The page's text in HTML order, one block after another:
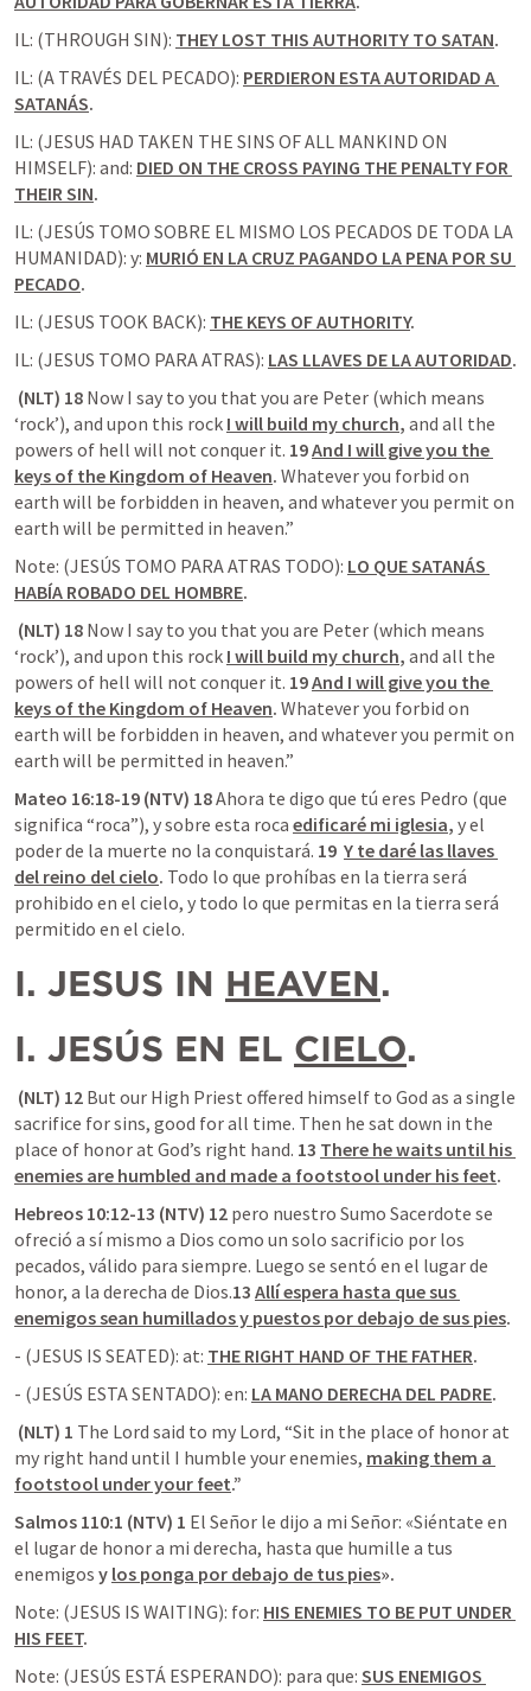
IL: (THROUGH SIN): THEY LOST THIS AUTHORITY TO SATAN.
IL: (A TRAVÉS DEL PECADO): PERDIERON ESTA AUTORIDAD A
SATANÁS.
IL: (JESUS HAD TAKEN THE SINS OF ALL MANKIND ON
HIMSELF): and: DIED ON THE CROSS PAYING THE PENALTY FOR
THEIR SIN.
IL: (JESÚS TOMO SOBRE EL MISMO LOS PECADOS DE TODA LA
HUMANIDAD): y: MURIÓ EN LA CRUZ PAGANDO LA PENA POR SU
PECADO.
IL: (JESUS TOOK BACK): THE KEYS OF AUTHORITY.
IL: (JESUS TOMO PARA ATRAS): LAS LLAVES DE LA AUTORIDAD.
(NLT) 18 Now I say to you that you are Peter (which means
‘rock’), and upon this rock I will build my church, and all the
powers of hell will not conquer it. 19 And I will give you the
keys of the Kingdom of Heaven. Whatever you forbid on
earth will be forbidden in heaven, and whatever you permit on
earth will be permitted in heaven.”
Note: (JESÚS TOMO PARA ATRAS TODO): LO QUE SATANÁS
HABÍA ROBADO DEL HOMBRE.
(NLT) 18 Now I say to you that you are Peter (which means
‘rock’), and upon this rock I will build my church, and all the
powers of hell will not conquer it. 19 And I will give you the
keys of the Kingdom of Heaven. Whatever you forbid on
earth will be forbidden in heaven, and whatever you permit on
earth will be permitted in heaven.”
Mateo 16:18-19 (NTV) 18 Ahora te digo que tú eres Pedro (que
significa “roca”), y sobre esta roca edificaré mi iglesia, y el
poder de la muerte no la conquistará. 19 Y te daré las llaves
del reino del cielo. Todo lo que prohíbas en la tierra será
prohibido en el cielo, y todo lo que permitas en la tierra será
permitido en el cielo.
I. JESUS IN HEAVEN.
I. JESÚS EN EL CIELO.
(NLT) 12 But our High Priest offered himself to God as a single
sacrifice for sins, good for all time. Then he sat down in the
place of honor at God’s right hand. 13 There he waits until his
enemies are humbled and made a footstool under his feet.
Hebreos 10:12-13 (NTV) 12 pero nuestro Sumo Sacerdote se
ofreció a sí mismo a Dios como un solo sacrificio por los
pecados, válido para siempre. Luego se sentó en el lugar de
honor, a la derecha de Dios.13 Allí espera hasta que sus
enemigos sean humillados y puestos por debajo de sus pies.
- (JESUS IS SEATED): at: THE RIGHT HAND OF THE FATHER.
- (JESÚS ESTA SENTADO): en: LA MANO DERECHA DEL PADRE.
(NLT) 1 The Lord said to my Lord, “Sit in the place of honor at
my right hand until I humble your enemies, making them a
footstool under your feet.”
Salmos 110:1 (NTV) 1 El Señor le dijo a mi Señor: «Siéntate en
el lugar de honor a mi derecha, hasta que humille a tus
enemigos y los ponga por debajo de tus pies».
Note: (JESUS IS WAITING): for: HIS ENEMIES TO BE PUT UNDER
HIS FEET.
Note: (JESÚS ESTÁ ESPERANDO): para que: SUS ENEMIGOS